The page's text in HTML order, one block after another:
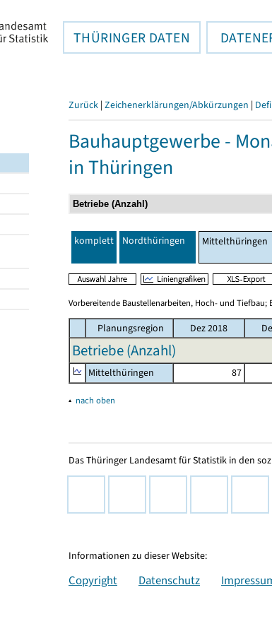
THÜRINGER DATEN
Zurück | Zeichenerklärungen/Abkürzungen |
Bauhauptgewerbe -
in Thüringen
komplett Nordthüringen Mittelthüringen
Vorbereitende Baustellenarbeiten, Hoch- und
Planungsregion Dez 2018
Betriebe (Anzahl)
Mittelthüringen 87
▴ nach oben
Das Thüringer Landesamt für Statistik in den
Informationen zu dieser Website:
Copyright Datenschutz